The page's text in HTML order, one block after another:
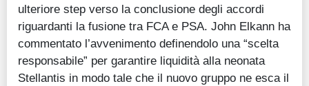
ulteriore step verso la conclusione degli accordi
riguardanti la fusione tra FCA e PSA. John Elkann ha
commentato l’avvenimento definendolo una “scelta
responsabile” per garantire liquidità alla neonata
Stellantis in modo tale che il nuovo gruppo ne esca il